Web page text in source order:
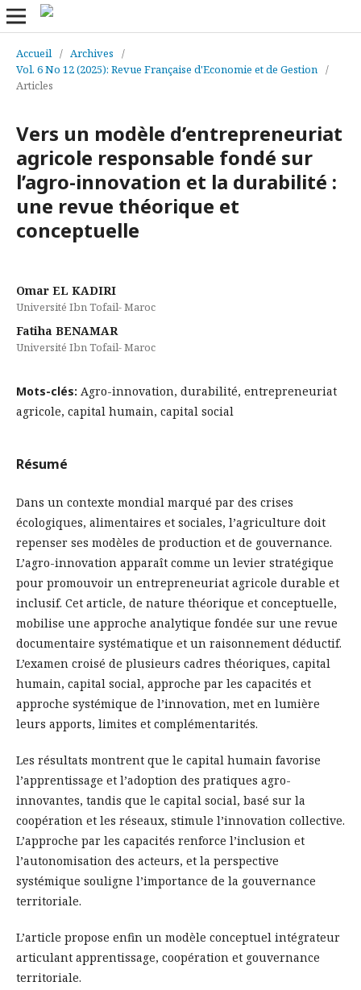
Accueil / Archives
/
Vol. 6 No 12 (2025): Revue Française d'Economie et de Gestion /
Articles
Vers un modèle d’entrepreneuriat
agricole responsable fondé sur
l’agro-innovation et la durabilité :
une revue théorique et
conceptuelle
Omar EL KADIRI
Université Ibn Tofail- Maroc
Fatiha BENAMAR
Université Ibn Tofail- Maroc
Mots-clés: Agro-innovation, durabilité, entrepreneuriat
agricole, capital humain, capital social
Résumé
Dans un contexte mondial marqué par des crises
écologiques, alimentaires et sociales, l’agriculture doit
repenser ses modèles de production et de gouvernance.
L’agro-innovation apparaît comme un levier stratégique
pour promouvoir un entrepreneuriat agricole durable et
inclusif. Cet article, de nature théorique et conceptuelle,
mobilise une approche analytique fondée sur une revue
documentaire systématique et un raisonnement déductif.
L’examen croisé de plusieurs cadres théoriques, capital
humain, capital social, approche par les capacités et
approche systémique de l’innovation, met en lumière
leurs apports, limites et complémentarités.
Les résultats montrent que le capital humain favorise
l’apprentissage et l’adoption des pratiques agro-
innovantes, tandis que le capital social, basé sur la
coopération et les réseaux, stimule l’innovation collective.
L’approche par les capacités renforce l’inclusion et
l’autonomisation des acteurs, et la perspective
systémique souligne l’importance de la gouvernance
territoriale.
L’article propose enfin un modèle conceptuel intégrateur
articulant apprentissage, coopération et gouvernance
territoriale.